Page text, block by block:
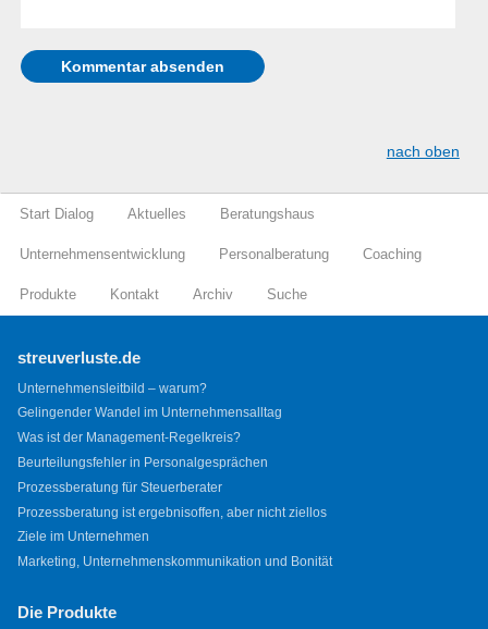
nach oben
Start Dialog Aktuelles Beratungshaus
Unternehmensentwicklung Personalberatung Coaching
Produkte Kontakt Archiv Suche
streuverluste.de
Unternehmensleitbild – warum?
Gelingender Wandel im Unternehmensalltag
Was ist der Management-Regelkreis?
Beurteilungsfehler in Personalgesprächen
Prozessberatung für Steuerberater
Prozessberatung ist ergebnisoffen, aber nicht ziellos
Ziele im Unternehmen
Marketing, Unternehmenskommunikation und Bonität
Die Produkte